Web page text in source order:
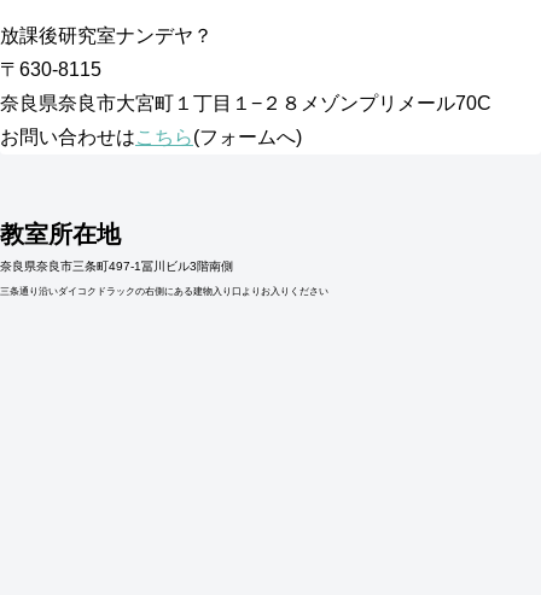
放課後研究室ナンデヤ？
〒630-8115
奈良県奈良市大宮町１丁目１−２８メゾンプリメール70C
お問い合わせはこちら(フォームへ)
教室所在地
奈良県奈良市三条町497-1冨川ビル3階南側
三条通り沿いダイコクドラックの右側にある建物入り口よりお入りください